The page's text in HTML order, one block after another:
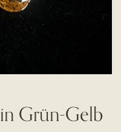
Grün-Gelb